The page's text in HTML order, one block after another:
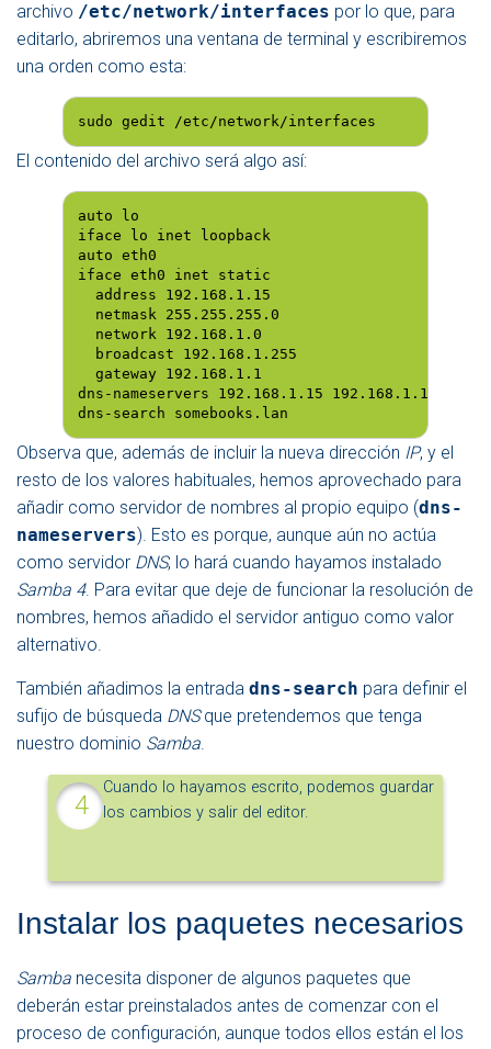
archivo /etc/network/interfaces por lo que, para
editarlo, abriremos una ventana de terminal y escribiremos
una orden como esta:
sudo gedit /etc/network/interfaces
El contenido del archivo será algo así:
auto lo
iface lo inet loopback
auto eth0
iface eth0 inet static
  address 192.168.1.15
  netmask 255.255.255.0
  network 192.168.1.0
  broadcast 192.168.1.255
  gateway 192.168.1.1
dns-nameservers 192.168.1.15 192.168.1.1
dns-search somebooks.lan
Observa que, además de incluir la nueva dirección IP, y el
resto de los valores habituales, hemos aprovechado para
añadir como servidor de nombres al propio equipo (dns-
nameservers). Esto es porque, aunque aún no actúa
como servidor DNS, lo hará cuando hayamos instalado
Samba 4. Para evitar que deje de funcionar la resolución de
nombres, hemos añadido el servidor antiguo como valor
alternativo.
También añadimos la entrada dns-search para definir el
sufijo de búsqueda DNSque pretendemos que tenga
nuestro dominio Samba.
Cuando lo hayamos escrito, podemos guardar
los cambios y salir del editor.
Instalar los paquetes necesarios
Samba necesita disponer de algunos paquetes que
deberán estar preinstalados antes de comenzar con el
proceso de configuración, aunque todos ellos están el los